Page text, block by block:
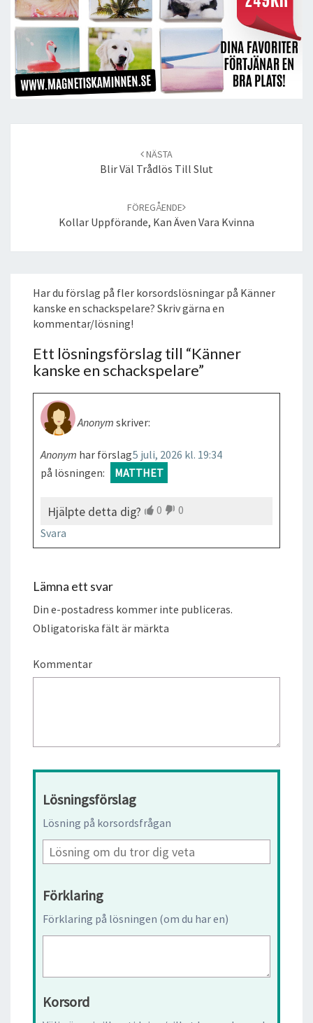
NÄSTA
Blir Väl Trådlös Till Slut
FÖREGÅENDE
Kollar Uppförande, Kan Även Vara Kvinna
Har du förslag på fler korsordslösningar på Känner
kanske en schackspelare? Skriv gärna en
kommentar/lösning!
Ett lösningsförslag till “Känner
kanske en schackspelare”
Anonym skriver:
5 juli, 2026 kl. 19:34
Anonym har förslag
på lösningen:
MATTHET
Hjälpte detta dig? 0
0
Svara
Lämna ett svar
Din e-postadress kommer inte publiceras.
Obligatoriska fält är märkta
Kommentar
Lösningsförslag
Lösning på korsordsfrågan
Förklaring
Förklaring på lösningen (om du har en)
Korsord